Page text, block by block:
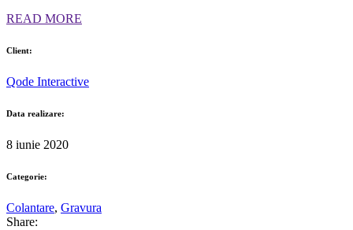
READ MORE
Client:
Qode Interactive
Data realizare:
8 iunie 2020
Categorie:
Colantare, Gravura
Share: